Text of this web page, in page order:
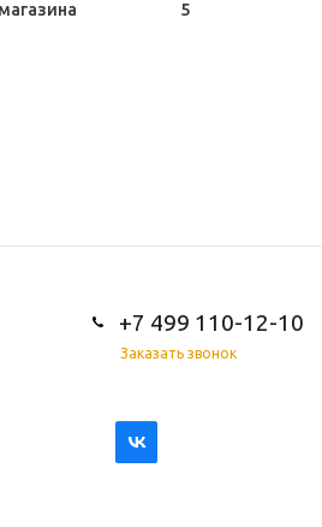
5
+7 499 110-12-10
Заказать звонок